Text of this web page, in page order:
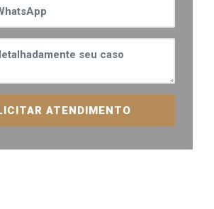
ATENDIMENTO